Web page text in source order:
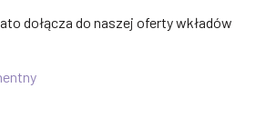
dołącza do naszej oferty wkładów